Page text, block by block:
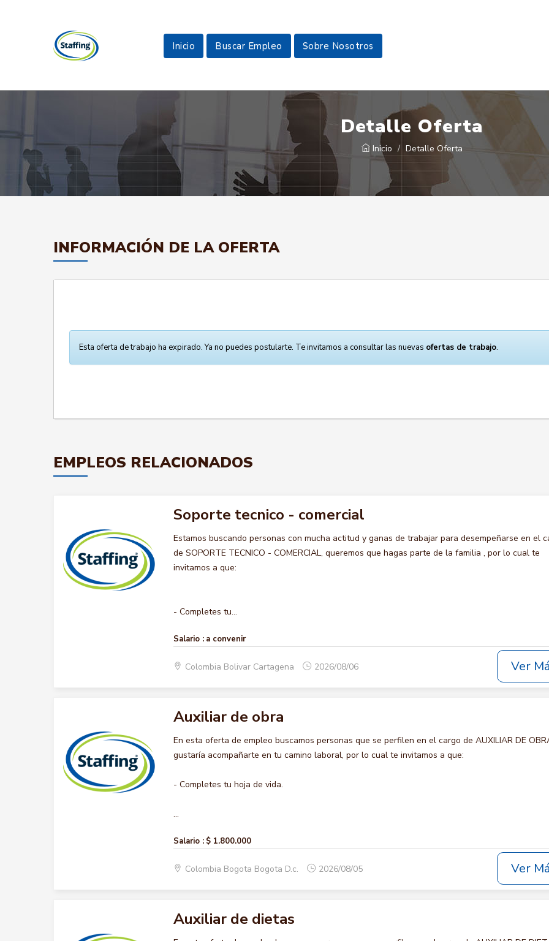
Inicio Buscar Empleo Sobre Nosotros
Detalle Oferta
Inicio Detalle Oferta
INFORMACIÓN DE LA OFERTA
Esta oferta de trabajo ha expirado. Ya no puedes postularte. Te invitamos a consultar las nuevas ofertas de trabajo.
EMPLEOS RELACIONADOS
Soporte tecnico - comercial
Estamos buscando personas con mucha actitud y ganas de trabajar para desempeñarse en el
de SOPORTE TECNICO - COMERCIAL, queremos que hagas parte de la familia , por lo cual te
invitamos a que:
- Completes tu...
Salario : a convenir
Colombia Bolivar Cartagena 2026/08/06 Ver
Auxiliar de obra
En esta oferta de empleo buscamos personas que se perfilen en el cargo de AUXILIAR DE
gustaría acompañarte en tu camino laboral, por lo cual te invitamos a que:
- Completes tu hoja de vida.
...
Salario : $ 1.800.000
Colombia Bogota Bogota D.c. 2026/08/05 Ver
Auxiliar de dietas